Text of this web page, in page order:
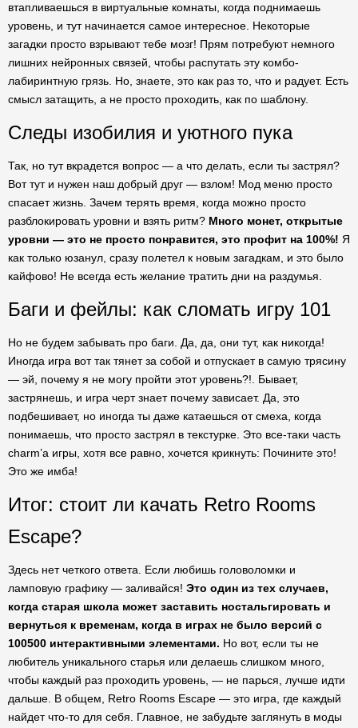
втапливаешься в виртуальные комнаты, когда поднимаешь
уровень, и тут начинается самое интересное. Некоторые
загадки просто взрывают тебе мозг! Прям потребуют немного
лишних нейронных связей, чтобы распутать эту комбо-
лабиринтную грязь. Но, знаете, это как раз то, что и радует. Есть
смысл затащить, а не просто проходить, как по шаблону.
Следы изобилия и уютного пука
Так, но тут вкрадется вопрос — а что делать, если ты застрял?
Вот тут и нужен наш добрый друг — взлом! Мод меню просто
спасает жизнь. Зачем терять время, когда можно просто
разблокировать уровни и взять ритм? Много монет, открытые
уровни — это не просто понравится, это профит на 100%! Я
как только юзанул, сразу полетел к новым загадкам, и это было
кайфово! Не всегда есть желание тратить дни на раздумья.
Баги и фейлы: как сломать игру 101
Но не будем забывать про баги. Да, да, они тут, как никогда!
Иногда игра вот так тянет за собой и отпускает в самую трясину
— эй, почему я не могу пройти этот уровень?!. Бывает,
застрянешь, и игра черт знает почему зависает. Да, это
подбешивает, но иногда ты даже катаешься от смеха, когда
понимаешь, что просто застрял в текстурке. Это все-таки часть
charm’а игры, хотя все равно, хочется крикнуть: Почините это!
Это же имба!
Итог: стоит ли качать Retro Rooms
Escape?
Здесь нет четкого ответа. Если любишь головоломки и
ламповую графику — заливайся! Это один из тех случаев,
когда старая школа может заставить ностальгировать и
вернуться к временам, когда в играх не было версий с
100500 интерактивными элементами. Но вот, если ты не
любитель уникального старья или делаешь слишком много,
чтобы каждый раз проходить уровень, — не парься, лучше идти
дальше. В общем, Retro Rooms Escape — это игра, где каждый
найдет что-то для себя. Главное, не забудьте заглянуть в моды